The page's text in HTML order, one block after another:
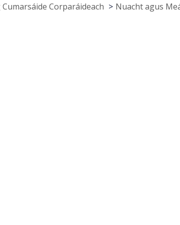
Cumarsáide Corparáideach Nuacht agus